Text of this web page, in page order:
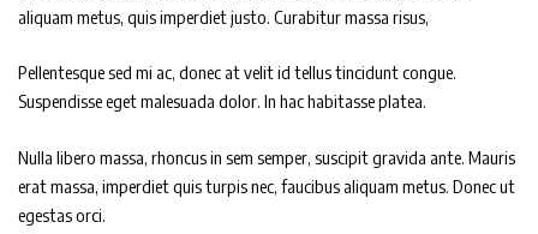
aliquam metus, quis imperdiet justo. Curabitur massa risus,
Pellentesque sed mi ac, donec at velit id tellus tincidunt congue.
Suspendisse eget malesuada dolor. In hac habitasse platea.
Nulla libero massa, rhoncus in sem semper, suscipit gravida ante. Mauris
erat massa, imperdiet quis turpis nec, faucibus aliquam metus. Donec ut
egestas orci.